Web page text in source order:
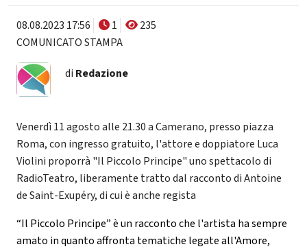
08.08.2023 17:56 1
235
COMUNICATO STAMPA
di Redazione
Venerdì 11 agosto alle 21.30 a Camerano, presso piazza
Roma, con ingresso gratuito, l'attore e doppiatore Luca
Violini proporrà "Il Piccolo Principe" uno spettacolo di
RadioTeatro, liberamente tratto dal racconto di Antoine
de Saint-Exupéry, di cui è anche regista
“Il Piccolo Principe” è un racconto che l'artista ha sempre
amato in quanto affronta tematiche legate all'Amore,